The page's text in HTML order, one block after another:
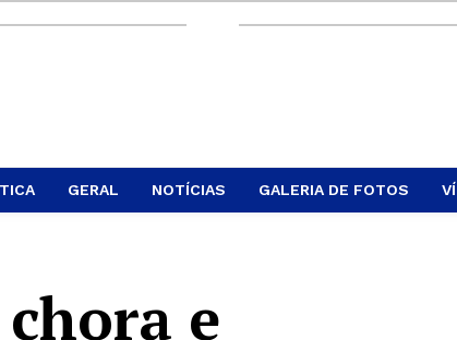
GERAL NOTÍCIAS GALERIA DE FOTOS
e